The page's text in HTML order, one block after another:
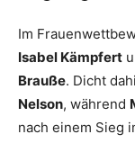
Im
Isabel Kämpfert
Brauße. Dicht
Nelson, während
nach einem Sieg